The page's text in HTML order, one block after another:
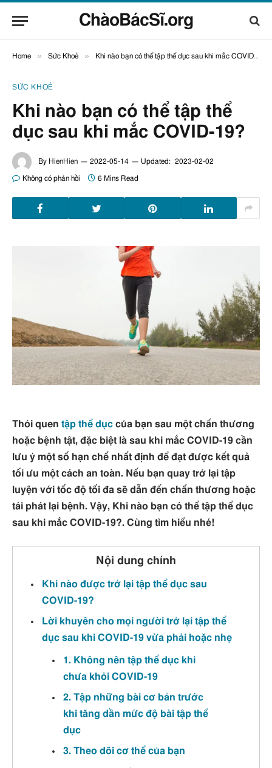
ChàoBácSĩ.org
Home » Sức Khoẻ » Khi nào bạn có thể tập thể dục sau khi mắc COVID-19?
SỨC KHOẺ
Khi nào bạn có thể tập thể
dục sau khi mắc COVID-19?
By HienHien 2022-05-14 Updated: 2023-02-02
Không có phản hồi 6 Mins Read
Thói quen tập thể dục của bạn sau một chấn thương
hoặc bệnh tật, đặc biệt là sau khi mắc COVID-19 cần
lưu ý một số hạn chế nhất định để đạt được kết quả
tối ưu một cách an toàn. Nếu bạn quay trở lại tập
luyện với tốc độ tối đa sẽ dẫn đến chấn thương hoặc
tái phát lại bệnh. Vậy, Khi nào bạn có thể tập thể dục
sau khi mắc COVID-19?. Cùng tìm hiểu nhé!
Nội dung chính
Khi nào được trở lại tập thể dục sau
COVID-19?
Lời khuyên cho mọi người trở lại tập thể
dục sau khi COVID-19 vừa phải hoặc nhẹ
1. Không nên tập thể dục khi
chưa khỏi COVID-19
2. Tập những bài cơ bản trước
khi tăng dần mức độ bài tập thể
dục
3. Theo dõi cơ thể của bạn